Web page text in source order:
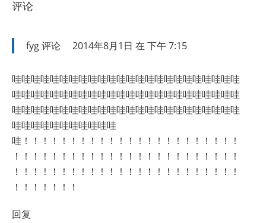
评论
fyg评论 2014年8月1日 在 下午 7:15
哇哇哇哇哇哇哇哇哇哇哇哇哇哇哇哇哇哇哇哇哇哇哇哇
哇哇哇哇哇哇哇哇哇哇哇哇哇哇哇哇哇哇哇哇哇哇哇哇
哇哇哇哇哇哇哇哇哇哇哇哇哇哇哇哇哇哇哇哇哇哇哇哇
哇哇哇哇哇哇哇哇哇哇哇
哇！！！！！！！！！！！！！！！！！！！！！！！
！！！！！！！！！！！！！！！！！！！！！！！！
！！！！！！！！！！！！！！！！！！！！！！！！
！！！！！！！
回复